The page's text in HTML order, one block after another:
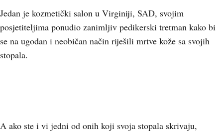
Jedan je kozmetički salon u Virginiji, SAD, svojim
posjetiteljima ponudio zanimljiv pedikerski tretman kako bi
se na ugodan i neobičan način riješili mrtve kože sa svojih
stopala.
A ako ste i vi jedni od onih koji svoja stopala skrivaju,